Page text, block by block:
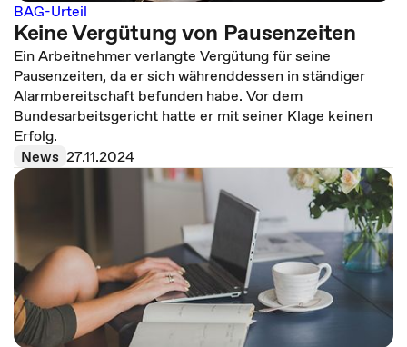
BAG-Urteil
Keine Vergütung von Pausenzeiten
Ein Arbeitnehmer verlangte Vergütung für seine
Pausenzeiten, da er sich währenddessen in ständiger
Alarmbereitschaft befunden habe. Vor dem
Bundesarbeitsgericht hatte er mit seiner Klage keinen
Erfolg.
News 27.11.2024